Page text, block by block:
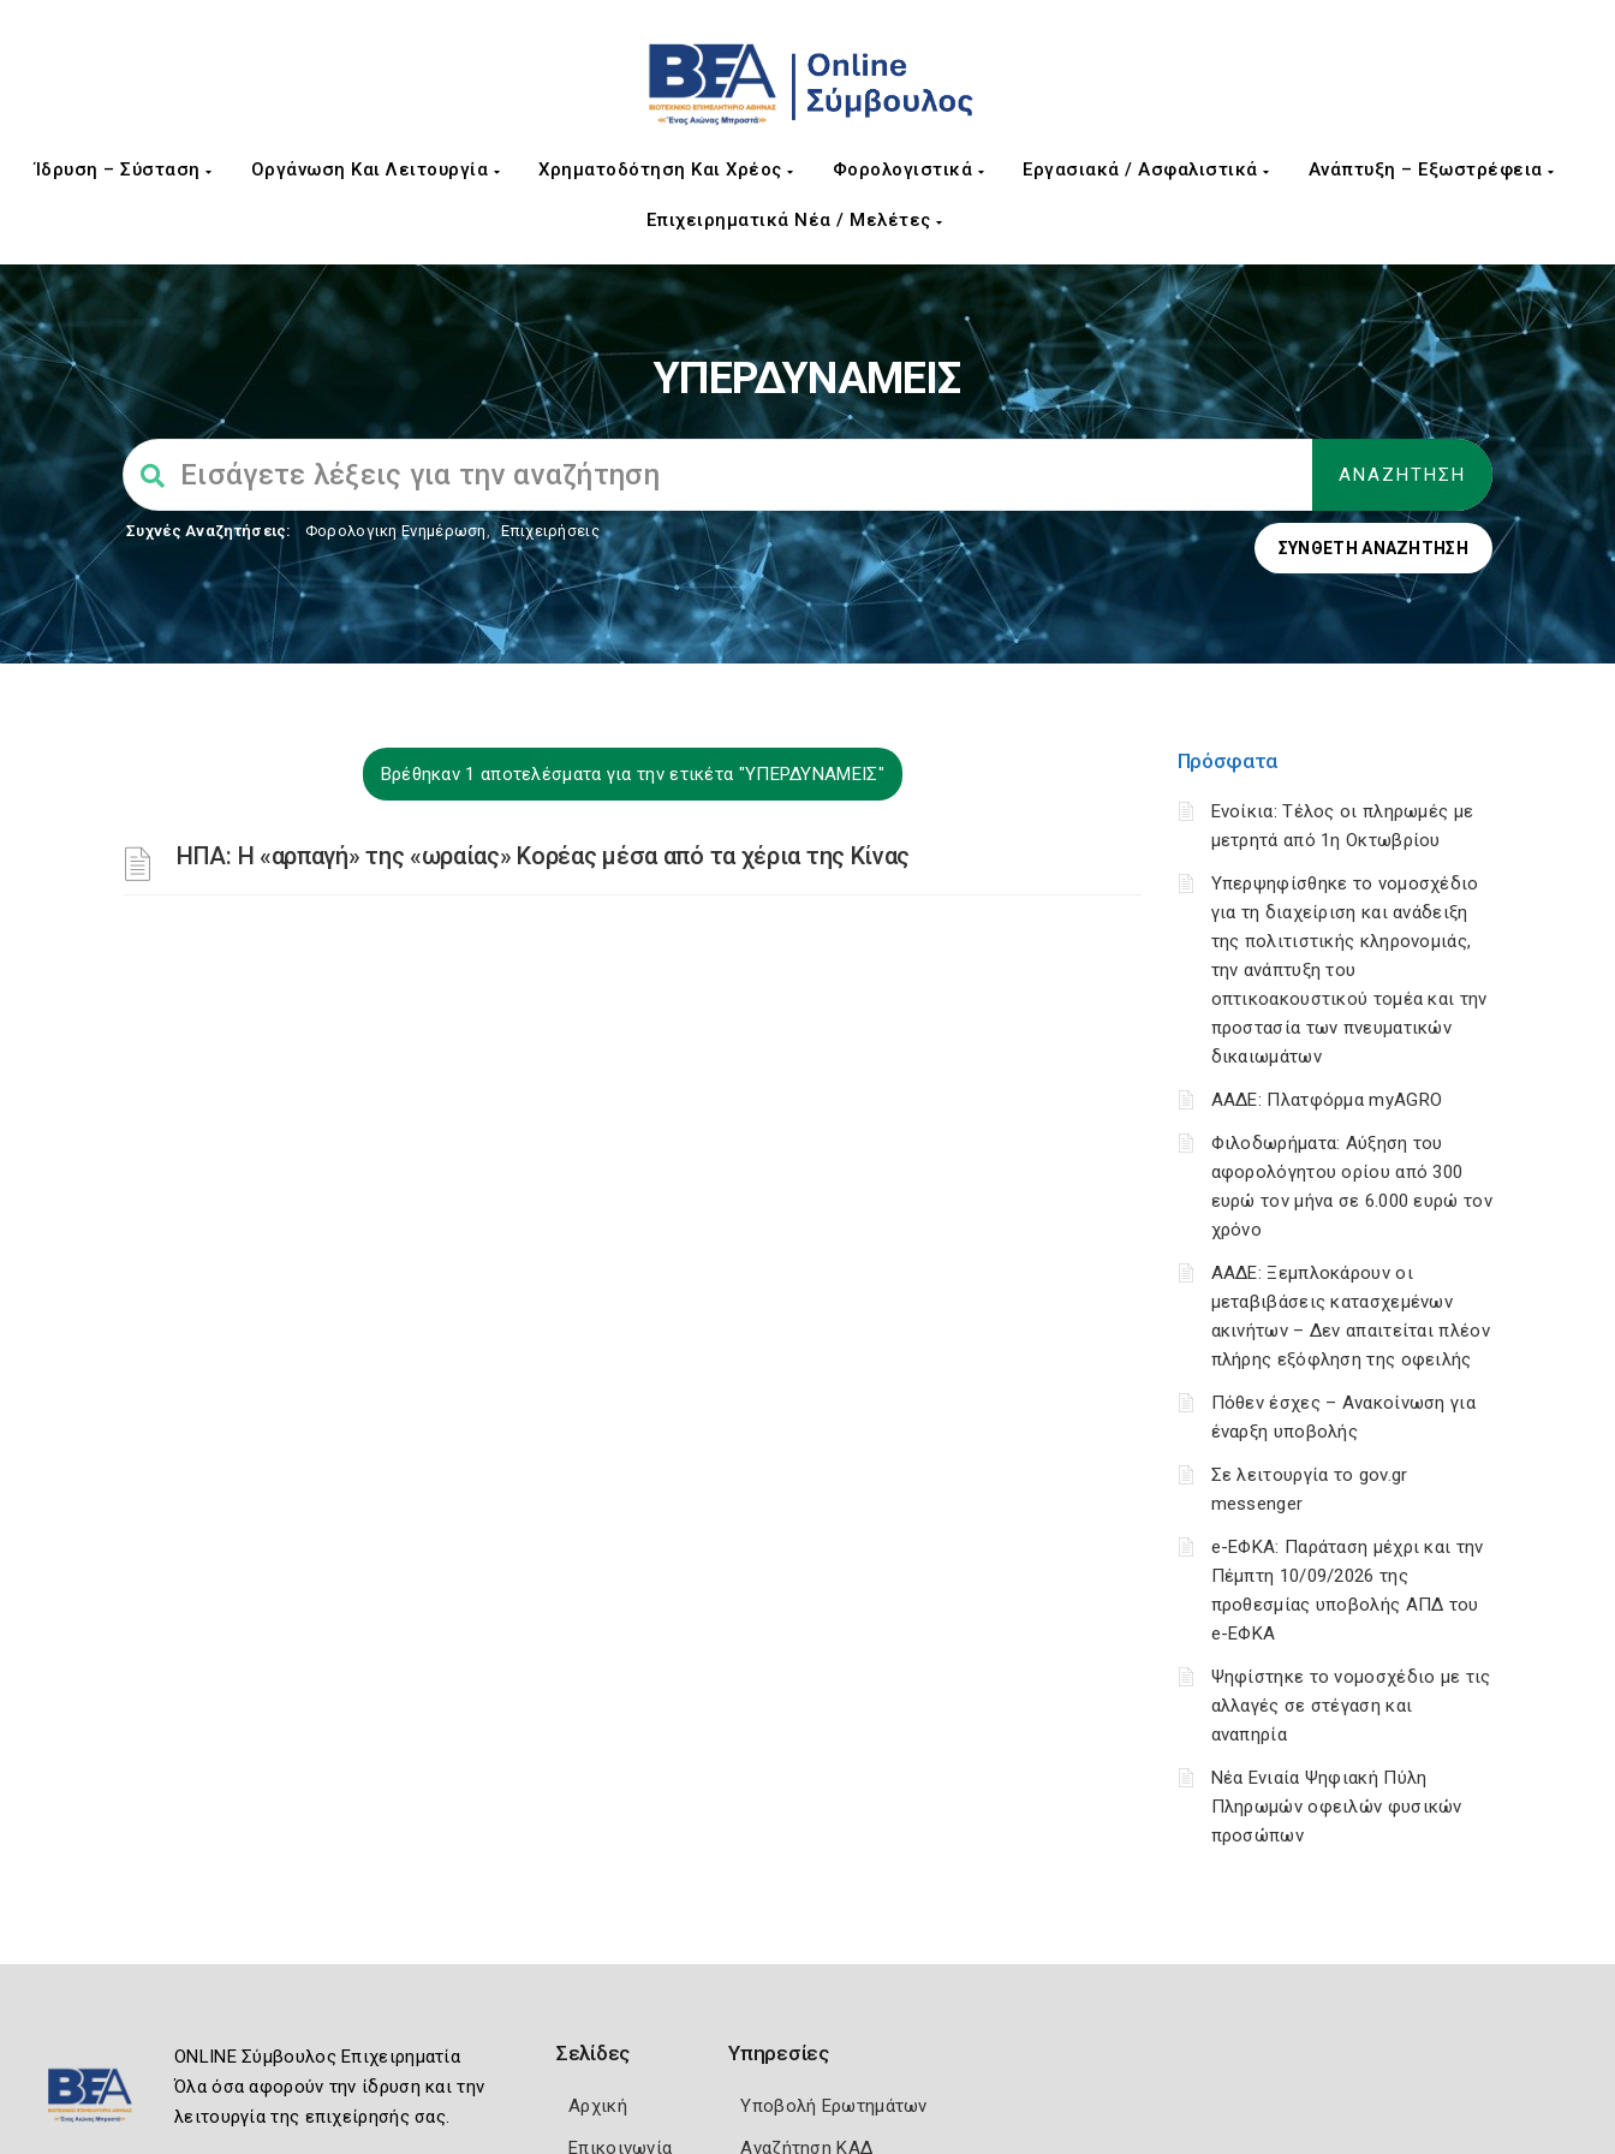
Ίδρυση – Σύσταση Οργάνωση Και Λειτουργία Χρηματοδότηση Και Χρέος Φορολογιστικά Εργασιακά / Ασφαλιστικά Ανάπτυξη – Εξωστρέφεια
Επιχειρηματικά Νέα / Μελέτες
ΥΠΕΡΔΥΝΑΜΕΙΣ
Συχνές Αναζητήσεις: Φορολογικη Ενημέρωση, Επιχειρήσεις
ΣΎΝΘΕΤΗ ΑΝΑΖΉΤΗΣΗ
Βρέθηκαν 1 αποτελέσματα για την ετικέτα "ΥΠΕΡΔΥΝΑΜΕΙΣ"
ΗΠΑ: Η «αρπαγή» της «ωραίας» Κορέας μέσα από τα χέρια της Κίνας
Πρόσφατα
Ενοίκια: Τέλος οι πληρωμές με
μετρητά από 1η Οκτωβρίου
Υπερψηφίσθηκε το νομοσχέδιο
για τη διαχείριση και ανάδειξη
της πολιτιστικής κληρονομιάς,
την ανάπτυξη του
οπτικοακουστικού τομέα και την
προστασία των πνευματικών
δικαιωμάτων
ΑΑΔΕ: Πλατφόρμα myAGRO
Φιλοδωρήματα: Αύξηση του
αφορολόγητου ορίου από 300
ευρώ τον μήνα σε 6.000 ευρώ τον
χρόνο
ΑΑΔΕ: Ξεμπλοκάρουν οι
μεταβιβάσεις κατασχεμένων
ακινήτων – Δεν απαιτείται πλέον
πλήρης εξόφληση της οφειλής
Πόθεν έσχες – Ανακοίνωση για
έναρξη υποβολής
Σε λειτουργία το gov.gr
messenger
e-ΕΦΚΑ: Παράταση μέχρι και την
Πέμπτη 10/09/2026 της
προθεσμίας υποβολής ΑΠΔ του
e-ΕΦΚΑ
Ψηφίστηκε το νομοσχέδιο με τις
αλλαγές σε στέγαση και
αναπηρία
Νέα Ενιαία Ψηφιακή Πύλη
Πληρωμών οφειλών φυσικών
προσώπων
ONLINE Σύμβουλος Επιχειρηματία
Όλα όσα αφορούν την ίδρυση και την
λειτουργία της επιχείρησής σας.
Σελίδες
Αρχική
Επικοινωνία
Υπηρεσίες
Υποβολή Ερωτημάτων
Αναζήτηση ΚΑΔ